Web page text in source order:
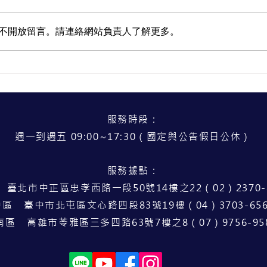
開放留言。請連絡網站負責人了解更多。
服務時段：
週一到週五 09:00~17:30（國定與公告假日公休）
服務據點：
北市中正區忠孝西路一段50號14樓之22（02）
區 臺中市北屯區文心路四段83號19樓（04）3703-
區 高雄市苓雅區三多四路63號7樓之8（07）9756-